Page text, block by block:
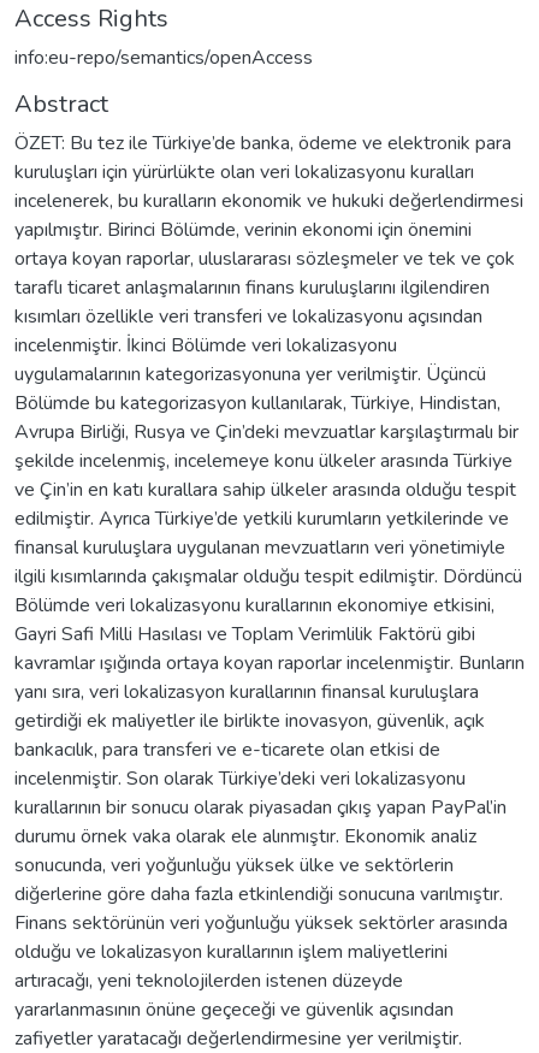
Access Rights
info:eu-repo/semantics/openAccess
Abstract
ÖZET: Bu tez ile Türkiye’de banka, ödeme ve elektronik para
kuruluşları için yürürlükte olan veri lokalizasyonu kuralları
incelenerek, bu kuralların ekonomik ve hukuki değerlendirmesi
yapılmıştır. Birinci Bölümde, verinin ekonomi için önemini
ortaya koyan raporlar, uluslararası sözleşmeler ve tek ve çok
taraflı ticaret anlaşmalarının finans kuruluşlarını ilgilendiren
kısımları özellikle veri transferi ve lokalizasyonu açısından
incelenmiştir. İkinci Bölümde veri lokalizasyonu
uygulamalarının kategorizasyonuna yer verilmiştir. Üçüncü
Bölümde bu kategorizasyon kullanılarak, Türkiye, Hindistan,
Avrupa Birliği, Rusya ve Çin’deki mevzuatlar karşılaştırmalı bir
şekilde incelenmiş, incelemeye konu ülkeler arasında Türkiye
ve Çin’in en katı kurallara sahip ülkeler arasında olduğu tespit
edilmiştir. Ayrıca Türkiye’de yetkili kurumların yetkilerinde ve
finansal kuruluşlara uygulanan mevzuatların veri yönetimiyle
ilgili kısımlarında çakışmalar olduğu tespit edilmiştir. Dördüncü
Bölümde veri lokalizasyonu kurallarının ekonomiye etkisini,
Gayri Safi Milli Hasılası ve Toplam Verimlilik Faktörü gibi
kavramlar ışığında ortaya koyan raporlar incelenmiştir. Bunların
yanı sıra, veri lokalizasyon kurallarının finansal kuruluşlara
getirdiği ek maliyetler ile birlikte inovasyon, güvenlik, açık
bankacılık, para transferi ve e-ticarete olan etkisi de
incelenmiştir. Son olarak Türkiye’deki veri lokalizasyonu
kurallarının bir sonucu olarak piyasadan çıkış yapan PayPal’in
durumu örnek vaka olarak ele alınmıştır. Ekonomik analiz
sonucunda, veri yoğunluğu yüksek ülke ve sektörlerin
diğerlerine göre daha fazla etkinlendiği sonucuna varılmıştır.
Finans sektörünün veri yoğunluğu yüksek sektörler arasında
olduğu ve lokalizasyon kurallarının işlem maliyetlerini
artıracağı, yeni teknolojilerden istenen düzeyde
yararlanmasının önüne geçeceği ve güvenlik açısından
zafiyetler yaratacağı değerlendirmesine yer verilmiştir.